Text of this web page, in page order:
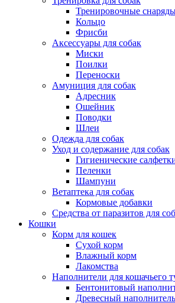
Тренировочные
Кольцо
Фрисби
Аксессуары для собак
Миски
Поилки
Переноски
Амуниция для собак
Адресник
Ошейник
Поводки
Шлеи
Одежда для собак
Уход и содержание для собак
Гигиенические
Пеленки
Шампуни
Ветаптека для собак
Кормовые добавки
Средства от паразитов для
Кошки
Корм для кошек
Сухой корм
Влажный корм
Лакомства
Наполнители для кошачьего
Бентонитовый
Древесный наполнитель